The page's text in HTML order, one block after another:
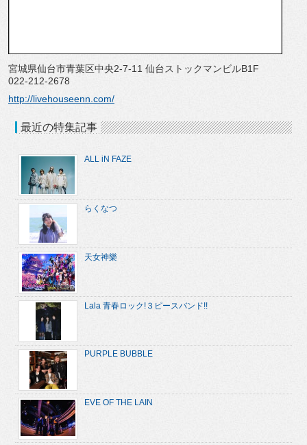
宮城県仙台市青葉区中央2-7-11 仙台ストックマンビルB1F
022-212-2678
http://livehouseenn.com/
最近の特集記事
ALL iN FAZE
らくなつ
天女神樂
Lala 青春ロック!３ピースバンド!!
PURPLE BUBBLE
EVE OF THE LAIN